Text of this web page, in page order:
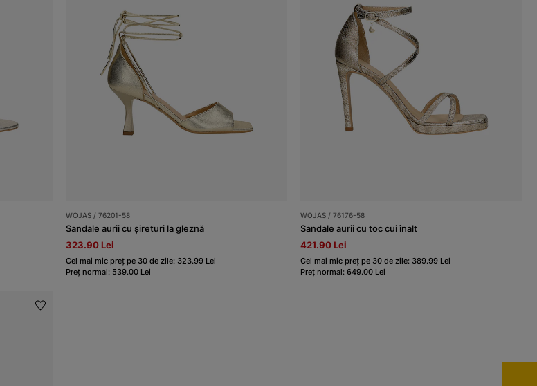
WOJAS / 76201-58
Sandale aurii cu șireturi la gleznă
323.90 Lei
Cel mai mic preț pe 30 de zile: 323.99 Lei
Preț normal: 539.00 Lei
WOJAS / 76176-58
Sandale aurii cu toc cui înalt
421.90 Lei
Cel mai mic preț pe 30 de zile: 389.99 Lei
Preț normal: 649.00 Lei